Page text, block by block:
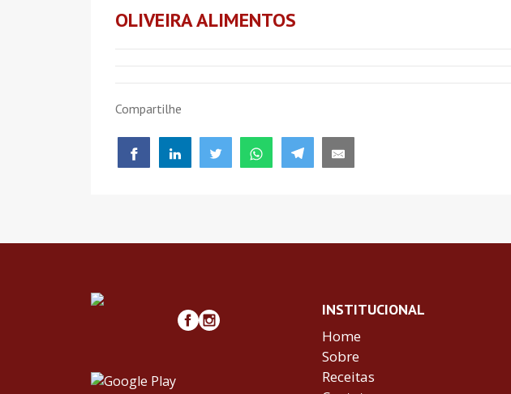
OLIVEIRA ALIMENTOS
Compartilhe
INSTITUCIONAL
Home
Sobre
Receitas